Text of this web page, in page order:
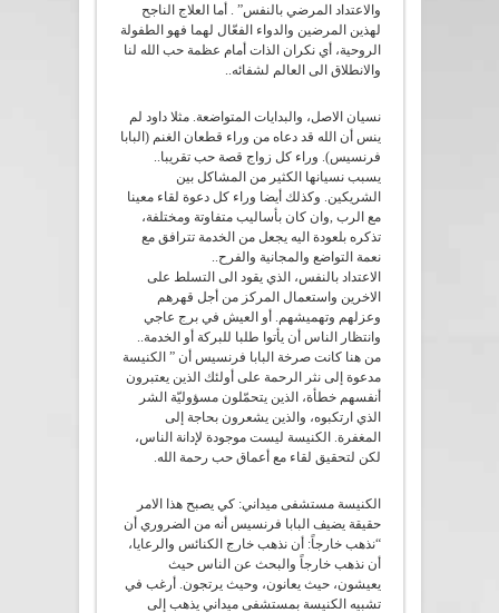
والاعتداد المرضي بالنفس” . أما العلاج الناجح
لهذين المرضين والدواء الفعّال لهما فهو الطفولة
الروحية، أي نكران الذات أمام عظمة حب الله لنا
والانطلاق الى العالم لشفائه..
نسيان الاصل، والبدايات المتواضعة. مثلا داود لم
ينس أن الله قد دعاه من وراء قطعان الغنم (البابا
فرنسيس). وراء كل زواج قصة حب تقريبا..
يسبب نسيانها الكثير من المشاكل بين
الشريكين. وكذلك أيضا وراء كل دعوة لقاء معينا
مع الرب ,وان كان بأساليب متفاوتة ومختلفة،
تذكره بلعودة اليه يجعل من الخدمة تترافق مع
نعمة التواضع والمجانية والفرح..
الاعتداد بالنفس، الذي يقود الى التسلط على
الاخرين واستعمال المركز من أجل قهرهم
وعزلهم وتهميشهم. أو العيش في برج عاجي
وانتظار الناس أن يأتوا طلبا للبركة أو الخدمة..
من هنا كانت صرخة البابا فرنسيس أن ” الكنيسة
مدعوة إلى نثر الرحمة على أولئك الذين يعتبرون
أنفسهم خطأة، الذين يتحمّلون مسؤوليّة الشر
الذي ارتكبوه، والذين يشعرون بحاجة إلى
المغفرة. الكنيسة ليست موجودة لإدانة الناس،
لكن لتحقيق لقاء مع أعماق حب رحمة الله.
الكنيسة مستشفى ميداني: كي يصبح هذا الامر
حقيقة يضيف البابا فرنسيس أنه من الضروري أن
“نذهب خارجاً: أن نذهب خارج الكنائس والرعايا،
أن نذهب خارجاً والبحث عن الناس حيث
يعيشون، حيث يعانون، وحيث يرتجون. أرغب في
تشبيه الكنيسة بمستشفى ميداني يذهب إلى